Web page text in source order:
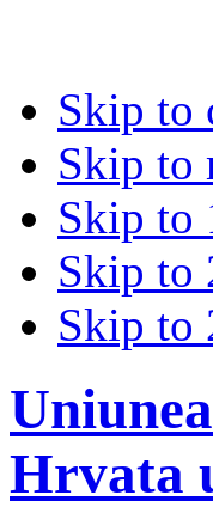
Skip to
Skip to
Skip to
Skip to
Skip to
Hrvata